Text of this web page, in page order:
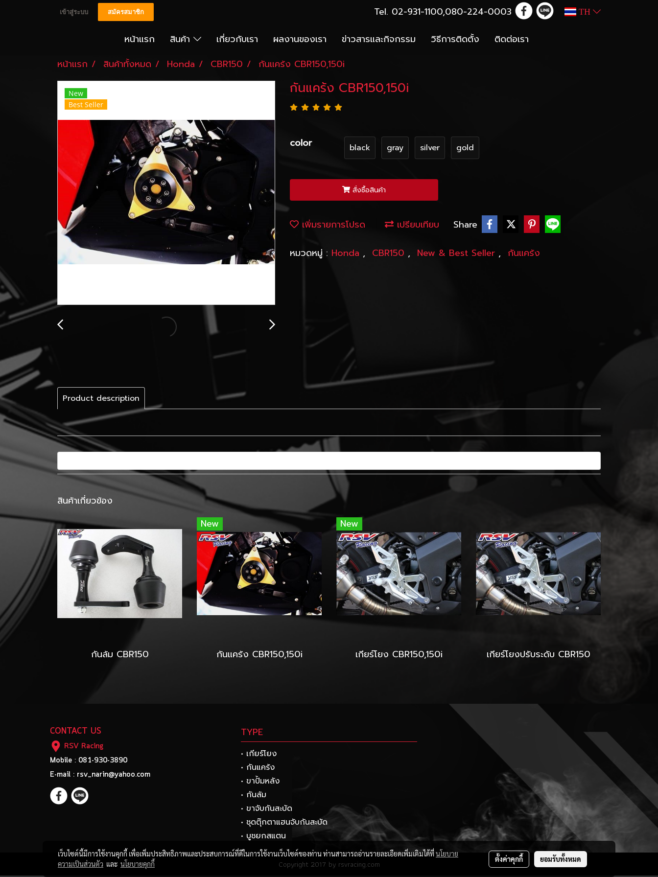
เข้าสู่ระบบ สมัครสมาชิก Tel. 02-931-1100,080-224-0003 TH
หน้าแรก สินค้า เกี่ยวกับเรา ผลงานของเรา ข่าวสารและกิจกรรม วิธีการติดตั้ง
ติดต่อเรา
หน้าแรก
สินค้าทั้งหมด Honda CBR150 กันแคร้ง CBR150,150i
New
Best Seller
กันแคร้ง CBR150,150i
color black gray silver gold
สั่งซื้อสินค้า
เพิ่มรายการโปรด เปรียบเทียบ Share
หมวดหมู่ : Honda , CBR150 , New & Best Seller , กันแคร้ง
Product description
สินค้าเกี่ยวข้อง
กันล้ม CBR150
New
กันแคร้ง CBR150,150i
New
เกียร์โยง CBR150,150i เกียร์โยงปรับระดับ CBR150
CONTACT US
RSV Racing
Mobile : 081-930-3890
E-mail : rsv_narin@yahoo.com
TYPE
• เกียร์โยง
• กันแคร้ง
• ขาปั้มหลัง
• กันล้ม
• ขาจับกันสะบัด
• ชุดตุ๊กตาแฮนจับกันสะบัด
• บูชยกสแตน
Copyright 2017 by rsvracing.com
เว็บไซต์นี้มีการใช้งานคุกกี้ เพื่อเพิ่มประสิทธิภาพและประสบการณ์ที่ดีในการใช้งานเว็บไซต์ของท่าน ท่านสามารถอ่านรายละเอียดเพิ่มเติมได้ที่นโยบาย
ความเป็นส่วนตัว และ นโยบายคุกกี้
ตั้งค่าคุกกี้ ยอมรับทั้งหมด